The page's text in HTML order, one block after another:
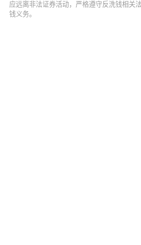
应远离非法证券活动，严格遵守反洗钱相关
钱义务。